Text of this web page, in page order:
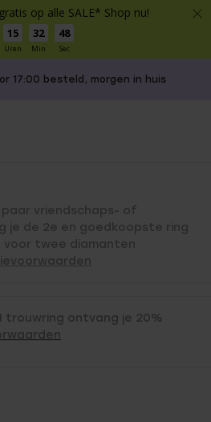
op alle SALE* Shop nu!
15
Uren
32
Min
48
Sec
17:00 besteld, morgen in huis
paar vriendschaps- of
je de 2e en goedkoopste ring
twee diamanten
ontvang je 20%